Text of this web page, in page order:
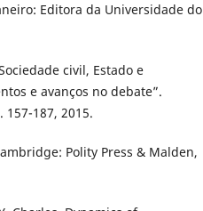
Editora da Universidade do
civil, Estado e
e avanços no debate”.
187, 2015.
Polity Press & Malden,